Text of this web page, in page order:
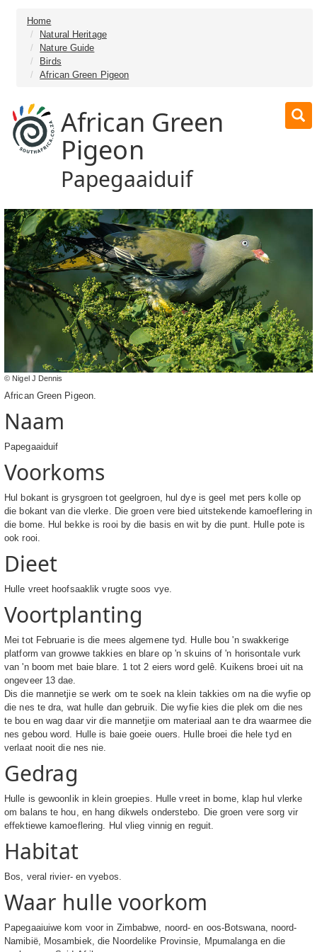
Home
Natural Heritage
Nature Guide
Birds
African Green Pigeon
African Green
Pigeon
Papegaaiduif
© Nigel J Dennis
African Green Pigeon.
Naam
Papegaaiduif
Voorkoms
Hul bokant is grysgroen tot geelgroen, hul dye is geel met pers kolle op
die bokant van die vlerke. Die groen vere bied uitstekende kamoeflering in
die bome. Hul bekke is rooi by die basis en wit by die punt. Hulle pote is
ook rooi.
Dieet
Hulle vreet hoofsaaklik vrugte soos vye.
Voortplanting
Mei tot Februarie is die mees algemene tyd. Hulle bou 'n swakkerige
platform van growwe takkies en blare op 'n skuins of 'n horisontale vurk
van 'n boom met baie blare. 1 tot 2 eiers word gelê. Kuikens broei uit na
ongeveer 13 dae.
Dis die mannetjie se werk om te soek na klein takkies om na die wyfie op
die nes te dra, wat hulle dan gebruik. Die wyfie kies die plek om die nes
te bou en wag daar vir die mannetjie om materiaal aan te dra waarmee die
nes gebou word. Hulle is baie goeie ouers. Hulle broei die hele tyd en
verlaat nooit die nes nie.
Gedrag
Hulle is gewoonlik in klein groepies. Hulle vreet in bome, klap hul vlerke
om balans te hou, en hang dikwels onderstebo. Die groen vere sorg vir
effektiewe kamoeflering. Hul vlieg vinnig en reguit.
Habitat
Bos, veral rivier- en vyebos.
Waar hulle voorkom
Papegaaiuiwe kom voor in Zimbabwe, noord- en oos-Botswana, noord-
Namibië, Mosambiek, die Noordelike Provinsie, Mpumalanga en die